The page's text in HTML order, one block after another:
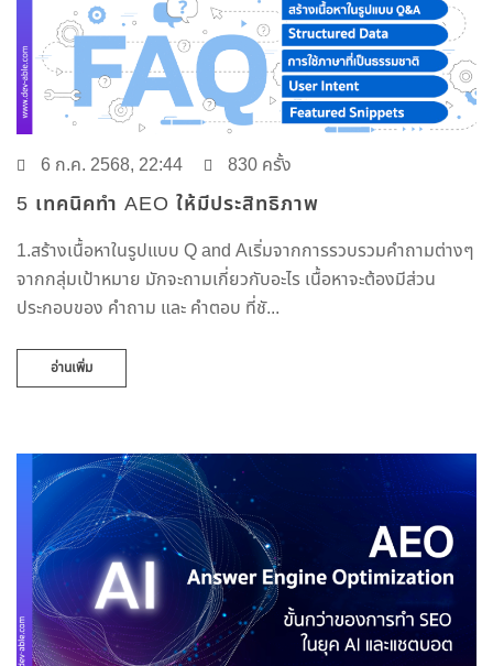
6 ก.ค. 2568, 22:44 830 ครั้ง
5 เทคนิคทำ AEO ให้มีประสิทธิภาพ
1.สร้างเนื้อหาในรูปแบบ Q and Aเริ่มจากการรวบรวมคำถามต่างๆ
จากกลุ่มเป้าหมาย มักจะถามเกี่ยวกับอะไร เนื้อหาจะต้องมีส่วน
ประกอบของ คำถาม และ คำตอบ ที่ชั...
อ่านเพิ่ม